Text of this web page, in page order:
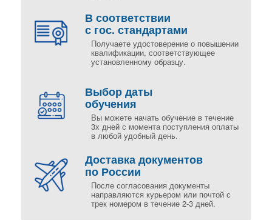
В соответствии
с гос. стандартами
Получаете удостоверение о повышении
квалификации, соответствующее
установленному образцу.
Выбор даты
обучения
Вы можете начать обучение в течение
3х дней с момента поступления оплаты
в любой удобный день.
Доставка документов
по России
После согласования документы
направляются курьером или почтой с
трек номером в течение 2-3 дней.